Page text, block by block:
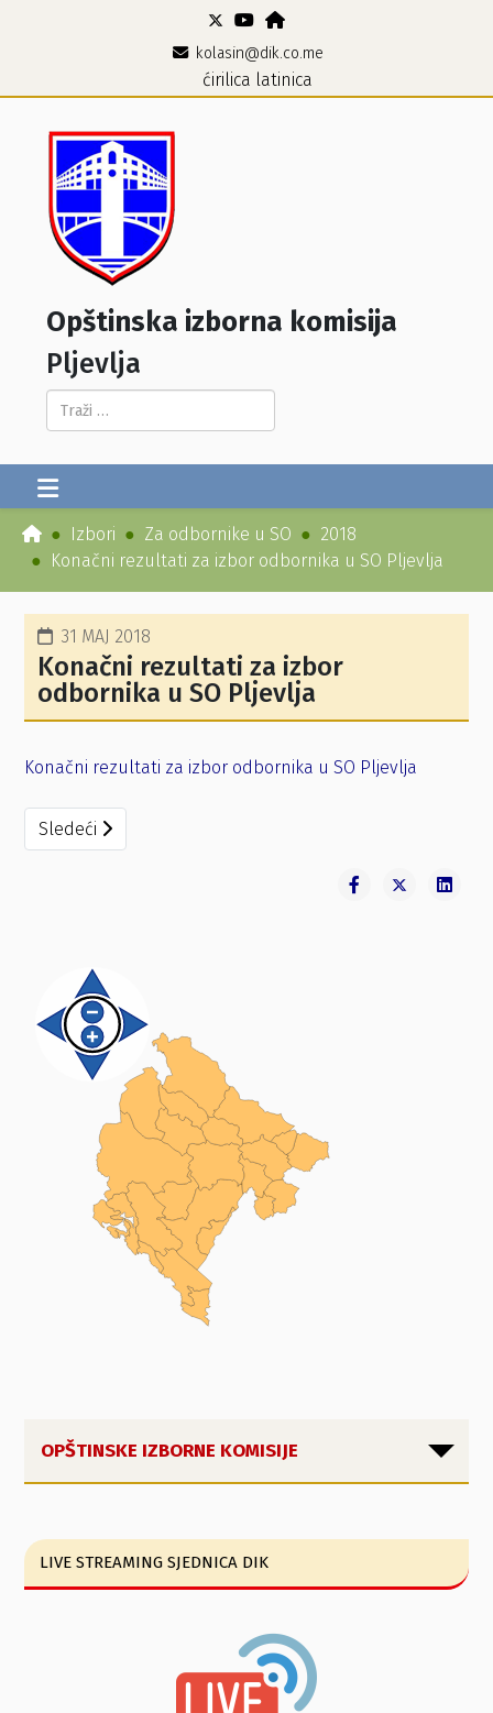
kolasin@dik.co.me
ćirilica latinica
Opštinska izborna komisija
Pljevlja
Pretraga...
Izbori Za odbornike u SO
2018
Konačni rezultati za izbor odbornika u SO Pljevlja
31 MAJ 2018
Konačni rezultati za izbor
odbornika u SO Pljevlja
Konačni rezultati za izbor odbornika u SO Pljevlja
Sledeći članak: Rješenje o zaključenju biračkog spiska
Sledeći
OPŠTINSKE IZBORNE KOMISIJE
LIVE STREAMING SJEDNICA DIK